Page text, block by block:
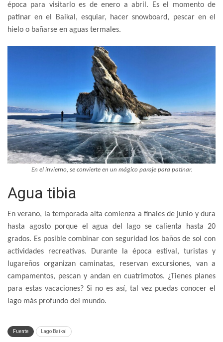
época para visitarlo es de enero a abril. Es el momento de
patinar en el Baikal, esquiar, hacer snowboard, pescar en el
hielo o bañarse en aguas termales.
En el invierno, se convierte en un mágico paraje para patinar.
Agua tibia
En verano, la temporada alta comienza a finales de junio y dura
hasta agosto porque el agua del lago se calienta hasta 20
grados. Es posible combinar con seguridad los baños de sol con
actividades recreativas. Durante la época estival, turistas y
lugareños organizan caminatas, reservan excursiones, van a
campamentos, pescan y andan en cuatrimotos. ¿Tienes planes
para estas vacaciones? Si no es así, tal vez puedas conocer el
lago más profundo del mundo.
Fuente Lago Baikal